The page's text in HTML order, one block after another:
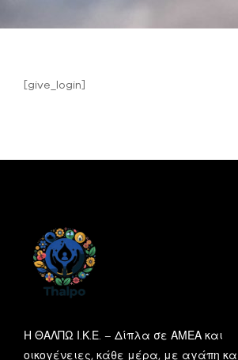
[give_login]
Η ΘΑΛΠΩ Ι.Κ.Ε. – Δίπλα σε ΑΜΕΑ και
οικογένειες, κάθε μέρα, με αγάπη